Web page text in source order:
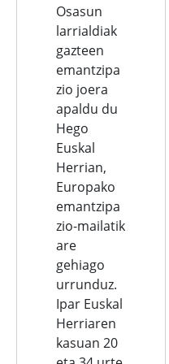
Osasun
larrialdiak
gazteen
emantzipa
zio joera
apaldu du
Hego
Euskal
Herrian,
Europako
emantzipa
zio-mailatik
are
gehiago
urrunduz.
Ipar Euskal
Herriaren
kasuan 20